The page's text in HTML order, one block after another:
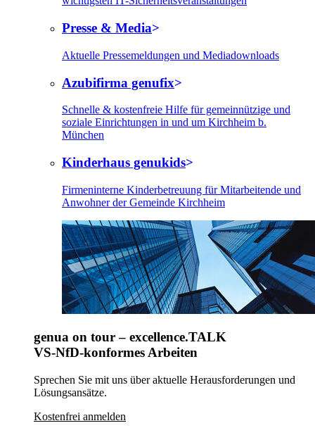
Presse & Media
Aktuelle Pressemeldungen und Mediadownloads
Azubifirma genufix
Schnelle & kostenfreie Hilfe für gemeinnützige und
soziale Einrichtungen in und um Kirchheim b.
München
Kinderhaus genukids
Firmeninterne Kinderbetreuung für Mitarbeitende und
Anwohner der Gemeinde Kirchheim
genua on tour – excellence.TALK
VS-NfD-konformes Arbeiten
Sprechen Sie mit uns über aktuelle Herausforderungen und
Lösungsansätze.
Kostenfrei anmelden